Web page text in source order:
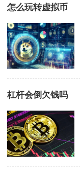
怎么玩转虚拟币
杠杆会倒欠钱吗